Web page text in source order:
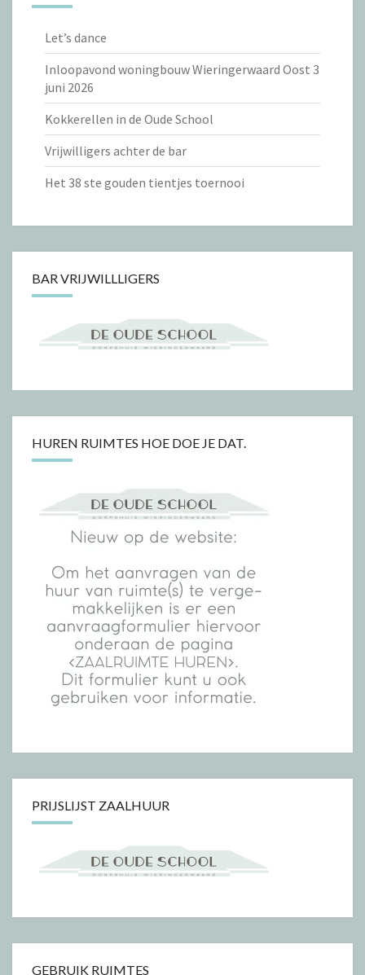
Let’s dance
Inloopavond woningbouw Wieringerwaard Oost 3
juni 2026
Kokkerellen in de Oude School
Vrijwilligers achter de bar
Het 38 ste gouden tientjes toernooi
BAR VRIJWILLLIGERS
HUREN RUIMTES HOE DOE JE DAT.
PRIJSLIJST ZAALHUUR
GEBRUIK RUIMTES